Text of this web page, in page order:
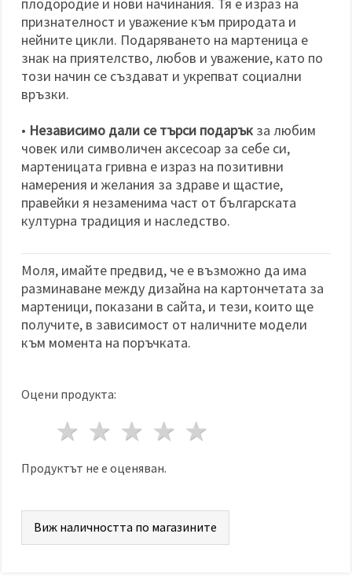
признателност и уважение към природата и
нейните цикли. Подаряването на мартеница е
знак на приятелство, любов и уважение, като по
този начин се създават и укрепват социални
връзки.
• Независимо дали се търси подарък за любим
човек или символичен аксесоар за себе си,
мартеницата гривна е израз на позитивни
намерения и желания за здраве и щастие,
правейки я незаменима част от българската
културна традиция и наследство.
Моля, имайте предвид, че е възможно да има
разминаване между дизайна на картончетата за
мартеници, показани в сайта, и тези, които ще
получите, в зависимост от наличните модели
към момента на поръчката.
Оцени продукта:
4 звезди
3 звезди
2 звезди
1 звезда
Продуктът не е оценяван.
Виж наличността по магазините